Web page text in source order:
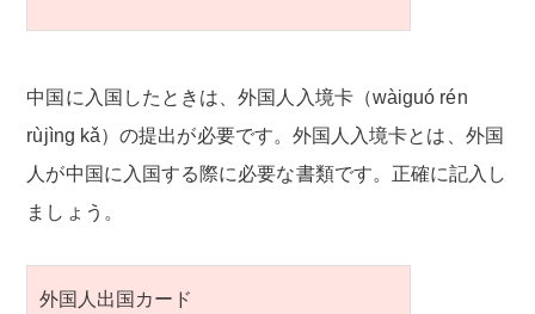
中国に入国したときは、外国人入境卡（wàiguó rén
rùjìng kǎ）の提出が必要です。外国人入境卡とは、外国
人が中国に入国する際に必要な書類です。正確に記入し
ましょう。
外国人出国カード